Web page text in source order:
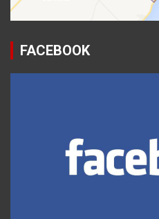
FACEBOOK